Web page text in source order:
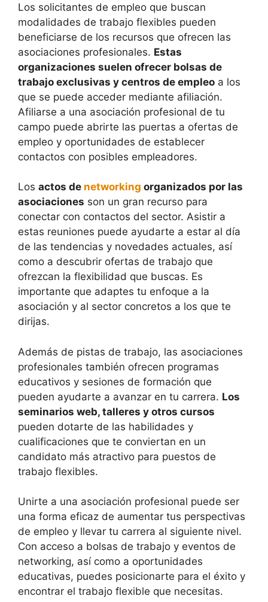
Los solicitantes de empleo que buscan
modalidades de trabajo flexibles pueden
beneficiarse de los recursos que ofrecen las
asociaciones profesionales. Estas
organizaciones suelen ofrecer bolsas de
trabajo exclusivas y centros de empleo a los
que se puede acceder mediante afiliación.
Afiliarse a una asociación profesional de tu
campo puede abrirte las puertas a ofertas de
empleo y oportunidades de establecer
contactos con posibles empleadores.
Los actos de networking organizados por las
asociaciones son un gran recurso para
conectar con contactos del sector. Asistir a
estas reuniones puede ayudarte a estar al día
de las tendencias y novedades actuales, así
como a descubrir ofertas de trabajo que
ofrezcan la flexibilidad que buscas. Es
importante que adaptes tu enfoque a la
asociación y al sector concretos a los que te
dirijas.
Además de pistas de trabajo, las asociaciones
profesionales también ofrecen programas
educativos y sesiones de formación que
pueden ayudarte a avanzar en tu carrera. Los
seminarios web, talleres y otros cursos
pueden dotarte de las habilidades y
cualificaciones que te conviertan en un
candidato más atractivo para puestos de
trabajo flexibles.
Unirte a una asociación profesional puede ser
una forma eficaz de aumentar tus perspectivas
de empleo y llevar tu carrera al siguiente nivel.
Con acceso a bolsas de trabajo y eventos de
networking, así como a oportunidades
educativas, puedes posicionarte para el éxito y
encontrar el trabajo flexible que necesitas.